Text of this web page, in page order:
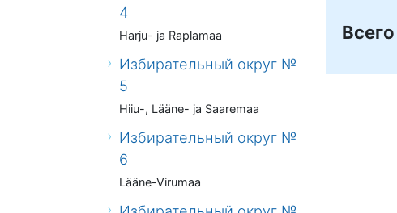
4
Harju- ja Raplamaa
Избирательный округ №
5
Hiiu-, Lääne- ja Saaremaa
Избирательный округ №
6
Lääne-Virumaa